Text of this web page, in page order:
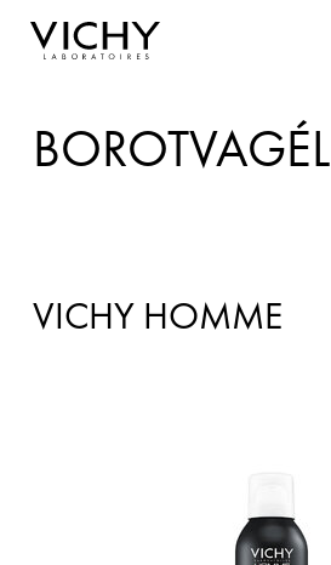
BOROTVAGÉL
VICHY HOMME